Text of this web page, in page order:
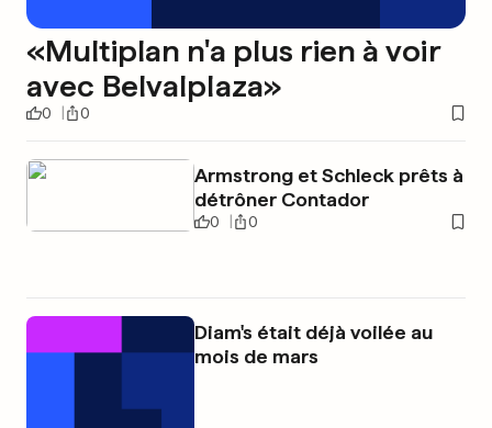
«Multiplan n'a plus rien à voir
avec Belvalplaza»
0 0
Armstrong et Schleck prêts à
détrôner Contador
0 0
Diam's était déjà voilée au
mois de mars